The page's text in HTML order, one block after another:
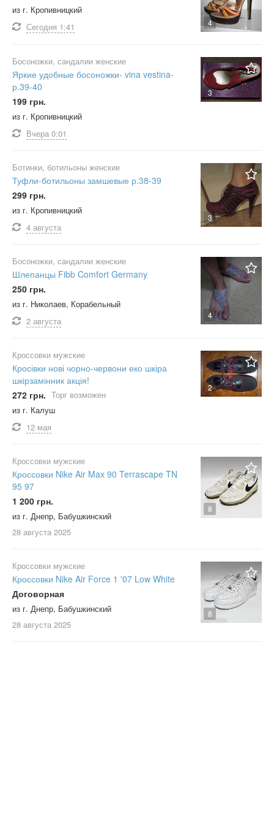
42
43
45
46
47
Не важно
горчичный
джинс
зеленый
золотой
изумрудный
капучино
коричневый
красный
кремовый
молочный
оливковый
оранжевый
персиковый
песочный
розовый
салатовый
серебристый
серый
сиреневый
фиолетовый
камуфляж
цвет мяты
шампань
Не важно
4
из г. Кропивницкий
Сегодня 1:41
3
Босоножки, сандалии женские
Яркие удобные босоножки- vina vestina-
р.39-40
199 грн.
из г. Кропивницкий
Вчера 0:01
3
Ботинки, ботильоны женские
Туфли-ботильоны замшевые р.38-39
299 грн.
из г. Кропивницкий
4 августа
4
Босоножки, сандалии женские
Шлепанцы Fibb Comfort Germany
250 грн.
из г. Николаев, Корабельный
2 августа
2
Кроссовки мужские
Кросівки нові чорно-червони еко шкіра
шкірзамінник акція!
272 грн. Торг возможен
из г. Калуш
12 мая
8
Кроссовки мужские
Кроссовки Nike Air Max 90 Terrascape TN
95 97
1 200 грн.
из г. Днепр, Бабушкинский
28 августа 2025
8
Кроссовки мужские
Кроссовки Nike Air Force 1 '07 Low White
Договорная
из г. Днепр, Бабушкинский
28 августа 2025